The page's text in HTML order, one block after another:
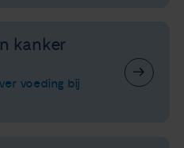
kanker
voeding bij